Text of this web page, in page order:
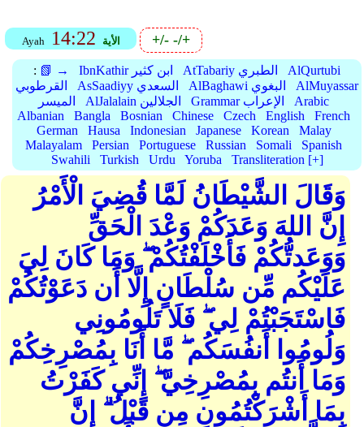
Ayah 14:22 الأية +/--/+
: 📗 → IbnKathir ابن كثير AtTabariy الطبري
AlQurtubi
القرطوبي
AsSaadiyy السعدي AlBaghawi البغوي
AlMuyassar
الميسر
AlJalalain الجلالين Grammar الإعراب
Arabic
Albanian
Bangla Bosnian Chinese Czech English
French
German
Hausa Indonesian Japanese Korean
Malay
Malayalam
Persian Portuguese Russian Somali
Spanish
Swahili
Turkish Urdu Yoruba Transliteration [+]
وَقَالَ الشَّيْطَانُ لَمَّا قُضِيَ الْأَمْرُ
إِنَّ اللهَ وَعَدَكُمْ وَعْدَ الْحَقِّ
وَوَعَدتُّكُمْ فَأَخْلَفْتُكُمْ ۖ وَمَا كَانَ لِيَ
عَلَيْكُم مِّن سُلْطَانٍ إِلَّا أَن دَعَوْتُكُمْ
فَاسْتَجَبْتُمْ لِي ۖ فَلَا تَلُومُونِي
وَلُومُوا أَنفُسَكُم ۖ مَّا أَنَا بِمُصْرِخِكُمْ
وَمَا أَنتُم بِمُصْرِخِيَّ ۖ إِنِّي كَفَرْتُ
بِمَا أَشْرَكْتُمُونِ مِن قَبْلُ ۗ إِنَّ